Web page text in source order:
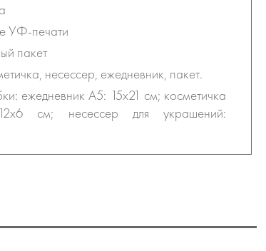
УФ-печати
пакет
несессер, ежедневник, пакет.
ежедневник А5: 15x21 см; косметичка
см; несессер для украшений: